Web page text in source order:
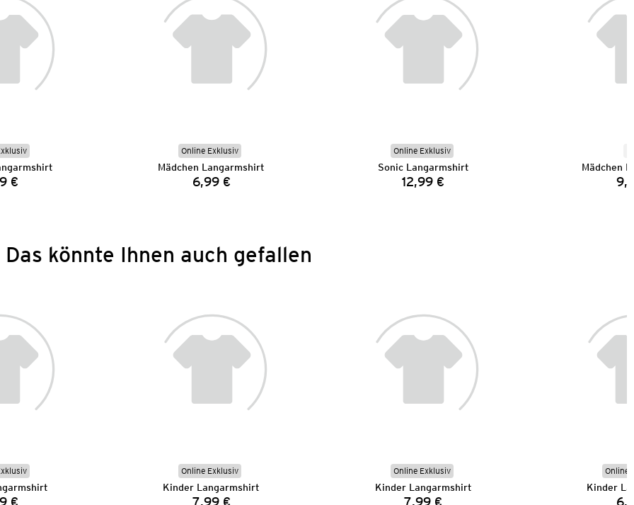
€
Online Exklusiv
Mädchen Langarmshirt
Preis:
6,99 €
Online Exklusiv
Sonic Langarmshirt
Preis:
12,99 €
Mädchen
Das könnte Ihnen auch gefallen
Online Exklusiv
Kinder Langarmshirt
Online Exklusiv
Kinder Langarmshirt
Online
Kinder